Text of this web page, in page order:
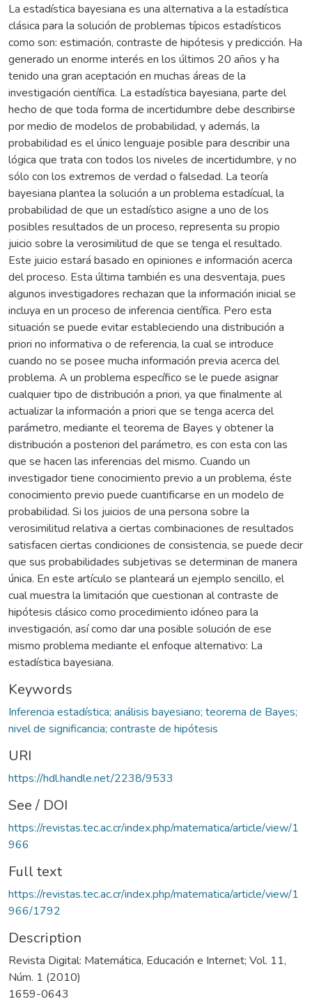
La estadística bayesiana es una alternativa a la estadística
clásica para la solución de problemas típicos estadísticos
como son: estimación, contraste de hipótesis y predicción. Ha
generado un enorme interés en los últimos 20 años y ha
tenido una gran aceptación en muchas áreas de la
investigación científica. La estadística bayesiana, parte del
hecho de que toda forma de incertidumbre debe describirse
por medio de modelos de probabilidad, y además, la
probabilidad es el único lenguaje posible para describir una
lógica que trata con todos los niveles de incertidumbre, y no
sólo con los extremos de verdad o falsedad. La teoría
bayesiana plantea la solución a un problema estadícual, la
probabilidad de que un estadístico asigne a uno de los
posibles resultados de un proceso, representa su propio
juicio sobre la verosimilitud de que se tenga el resultado.
Este juicio estará basado en opiniones e información acerca
del proceso. Esta última también es una desventaja, pues
algunos investigadores rechazan que la información inicial se
incluya en un proceso de inferencia científica. Pero esta
situación se puede evitar estableciendo una distribución a
priori no informativa o de referencia, la cual se introduce
cuando no se posee mucha información previa acerca del
problema. A un problema específico se le puede asignar
cualquier tipo de distribución a priori, ya que finalmente al
actualizar la información a priori que se tenga acerca del
parámetro, mediante el teorema de Bayes y obtener la
distribución a posteriori del parámetro, es con esta con las
que se hacen las inferencias del mismo. Cuando un
investigador tiene conocimiento previo a un problema, éste
conocimiento previo puede cuantificarse en un modelo de
probabilidad. Si los juicios de una persona sobre la
verosimilitud relativa a ciertas combinaciones de resultados
satisfacen ciertas condiciones de consistencia, se puede decir
que sus probabilidades subjetivas se determinan de manera
única. En este artículo se planteará un ejemplo sencillo, el
cual muestra la limitación que cuestionan al contraste de
hipótesis clásico como procedimiento idóneo para la
investigación, así como dar una posible solución de ese
mismo problema mediante el enfoque alternativo: La
estadística bayesiana.
Keywords
Inferencia estadística; análisis bayesiano; teorema de Bayes;
nivel de significancia; contraste de hipótesis
URI
https://hdl.handle.net/2238/9533
See / DOI
https://revistas.tec.ac.cr/index.php/matematica/article/view/1
966
Full text
https://revistas.tec.ac.cr/index.php/matematica/article/view/1
966/1792
Description
Revista Digital: Matemática, Educación e Internet; Vol. 11,
Núm. 1 (2010)
1659-0643